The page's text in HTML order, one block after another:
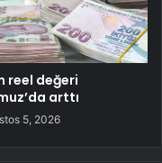
reel değeri
arttı
5, 2026